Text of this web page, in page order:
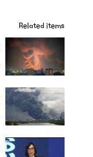
Related items